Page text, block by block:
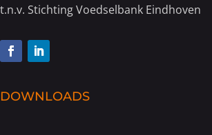
t.n.v. Stichting Voedselbank Eindhoven
DOWNLOADS